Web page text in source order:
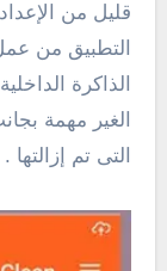
قليل من
التطبيق من
الذاكرة
الغير مهمة
التى تم إزالتها .